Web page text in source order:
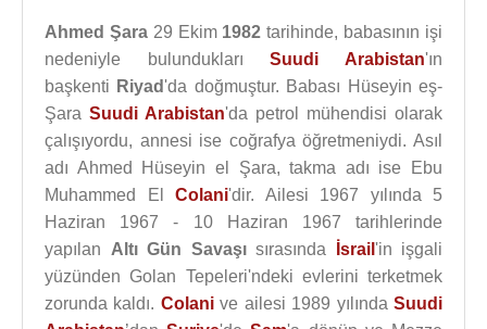
Ahmed Şara29 Ekim 1982 tarihinde, babasının işi
nedeniyle bulunduklarıSuudi Arabistan'ın
başkenti Riyad 'da doğmuştur. Babası Hüseyin eş-
Şara Suudi Arabistan'da petrol mühendisi olarak
çalışıyordu, annesi ise coğrafya öğretmeniydi. Asıl
adı Ahmed Hüseyin el Şara, takma adı ise Ebu
Muhammed El Colani'dir. Ailesi 1967 yılında 5
Haziran 1967 - 10 Haziran 1967 tarihlerinde
yapılan Altı Gün Savaşısırasında İsrail 'in işgali
yüzünden Golan Tepeleri'ndeki evlerini terketmek
zorunda kaldı. Colanive ailesi 1989 yılındaSuudi